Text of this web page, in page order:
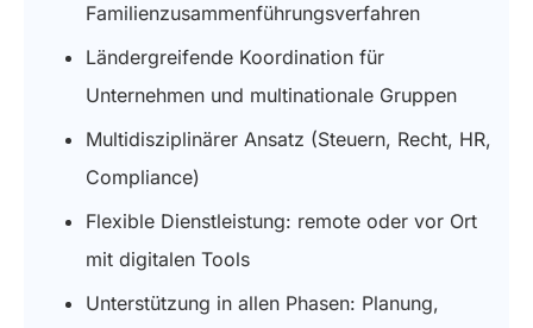
Familienzusammenführungsverfahren
Ländergreifende Koordination für
Unternehmen und multinationale Gruppen
Multidisziplinärer Ansatz (Steuern, Recht, HR,
Compliance)
Flexible Dienstleistung: remote oder vor Ort
mit digitalen Tools
Unterstützung in allen Phasen: Planung,